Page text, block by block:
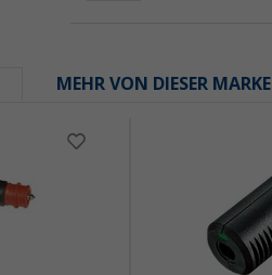
MEHR VON DIESER MARKE